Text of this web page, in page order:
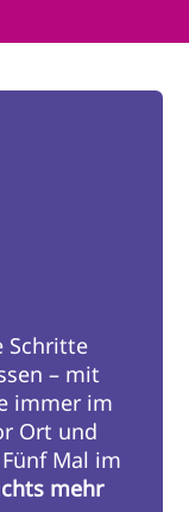
Schritte
– mit
immer im
Ort und
Mal im
mehr